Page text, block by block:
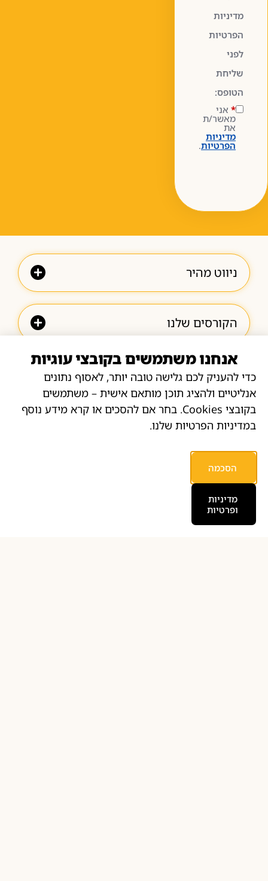
מדיניות
הפרטיות
לפני
שליחת
הטופס:
* אני
מאשר/ת
את
מדיניות
הפרטיות.
ניווט מהיר
הקורסים שלנו
קישורים חשובים
יצירת קשר
לשירות, תמיכה, והזמנות:
בימים א’ – ה’ למעט חגים
אנחנו משתמשים בקובצי עוגיות
כדי להעניק לכם גלישה טובה יותר, לאסוף נתונים
אנליטיים ולהציג תוכן מותאם אישית – משתמשים
בקובצי Cookies. בחר אם להסכים או קרא מידע נוסף
במדיניות הפרטיות שלנו.
הסכמה
מדיניות
ופרטיות